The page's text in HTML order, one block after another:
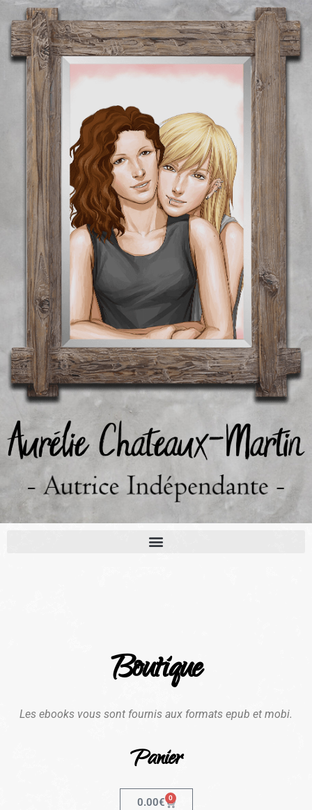
Boutique
Les ebooks vous sont fournis aux formats epub et mobi.
Panier
0.00€ 0